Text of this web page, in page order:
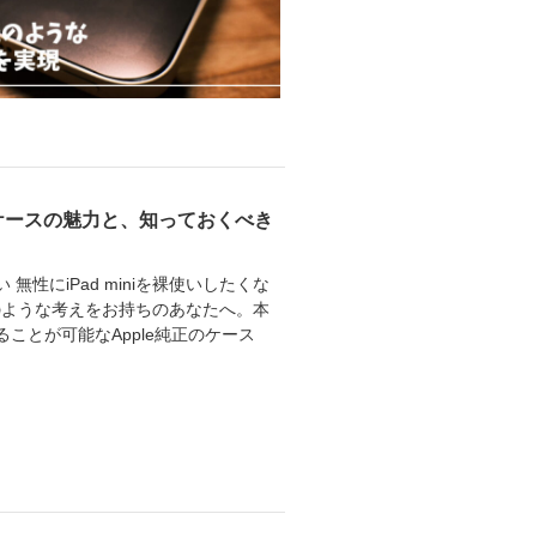
スの魅力と、知っておくべき
無性にiPad miniを裸使いしたくな
うな考えをお持ちのあなたへ。本
ことが可能なApple純正のケース